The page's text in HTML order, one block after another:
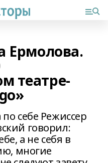
Ермолова.
театре-
себе Режиссер
говорил:
а не себя в
многие